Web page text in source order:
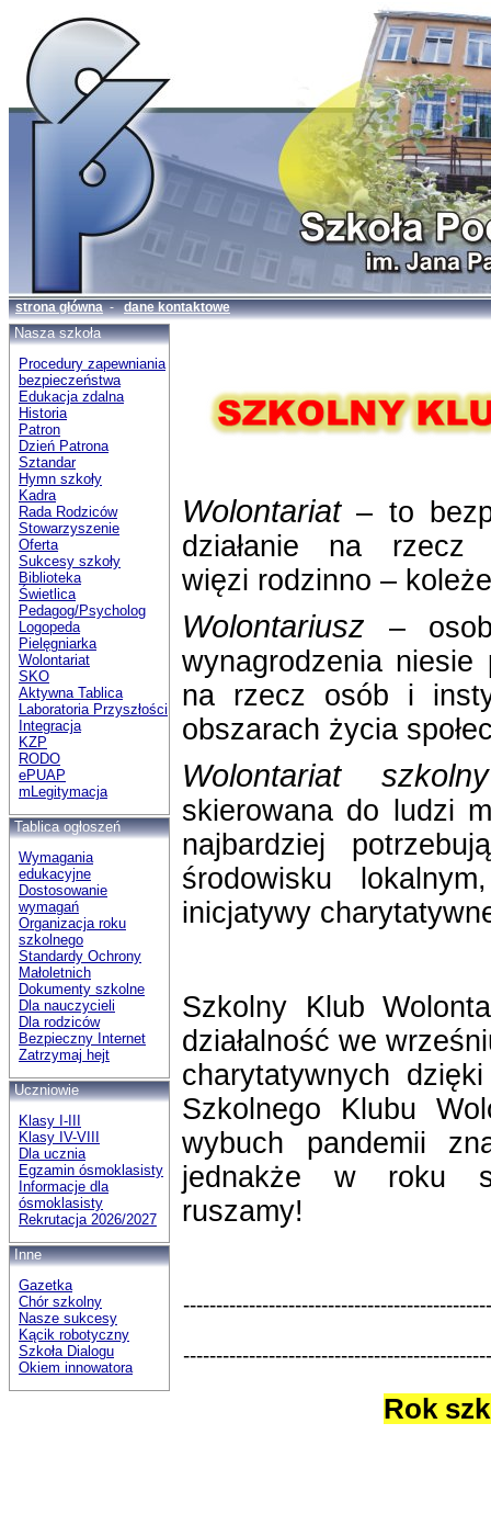
strona główna- dane kontaktowe
Nasza szkoła
Procedury zapewniania
bezpieczeństwa
Edukacja zdalna
Historia
Patron
Dzień Patrona
Sztandar
Hymn szkoły
Kadra
Rada Rodziców
Stowarzyszenie
Oferta
Sukcesy szkoły
Biblioteka
Świetlica
Pedagog/Psycholog
Logopeda
Pielęgniarka
Wolontariat
SKO
Aktywna Tablica
Laboratoria Przyszłości
Integracja
KZP
RODO
ePUAP
mLegitymacja
Tablica ogłoszeń
Wymagania
edukacyjne
Dostosowanie
wymagań
Organizacja roku
szkolnego
Standardy Ochrony
Małoletnich
Dokumenty szkolne
Dla nauczycieli
Dla rodziców
Bezpieczny Internet
Zatrzymaj hejt
Uczniowie
Klasy I-III
Klasy IV-VIII
Dla ucznia
Egzamin ósmoklasisty
Informacje dla
ósmoklasisty
Rekrutacja 2026/2027
Inne
Gazetka
Chór szkolny
Nasze sukcesy
Kącik robotyczny
Szkoła Dialogu
Okiem innowatora
Wolontariat– to
działanie na rzecz
więzi rodzinno –
Wolontariusz –
wynagrodzenia
na rzecz osób i
obszarach życia
Wolontariat szkolny
skierowana do ludzi
najbardziej
środowisku
inicjatywy
Szkolny Klub
działalność we
charytatywnych
Szkolnego Klubu
wybuch pandemii
jednakże w roku
ruszamy!
Rok